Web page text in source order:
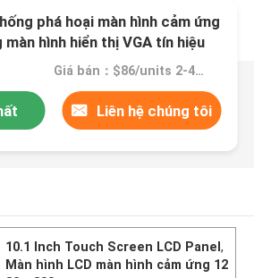
phá hoại màn hình cảm ứng
màn hình hiển thị VGA tín hiệu
Giá bán：$86/units 2-499 units
Liên hệ chúng tôi
10.1 Inch Touch Screen LCD Panel,
Màn hình LCD màn hình cảm ứng 12